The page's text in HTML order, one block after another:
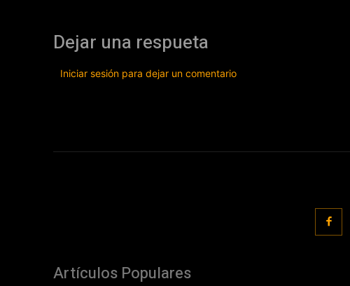
Dejar una respueta
Iniciar sesión para dejar un comentario
Artículos Populares